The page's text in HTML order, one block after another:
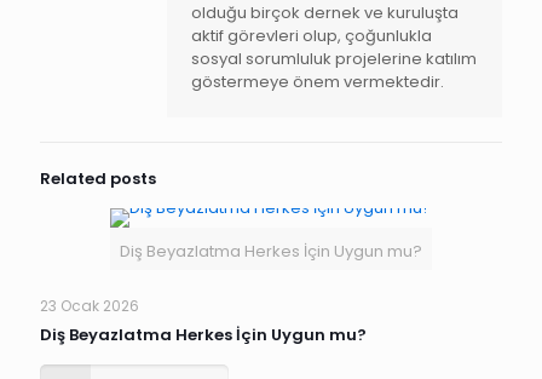
olduğu birçok dernek ve kuruluşta
aktif görevleri olup, çoğunlukla
sosyal sorumluluk projelerine katılım
göstermeye önem vermektedir.
Related posts
Diş Beyazlatma Herkes İçin Uygun mu?
23 Ocak 2026
Diş Beyazlatma Herkes İçin Uygun mu?